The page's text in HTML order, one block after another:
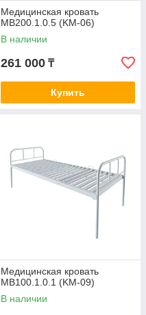
Медицинская кровать
MB200.1.0.5 (KM-06)
В наличии
261 000 ₸
Купить
Медицинская кровать
MB100.1.0.1 (KM-09)
В наличии